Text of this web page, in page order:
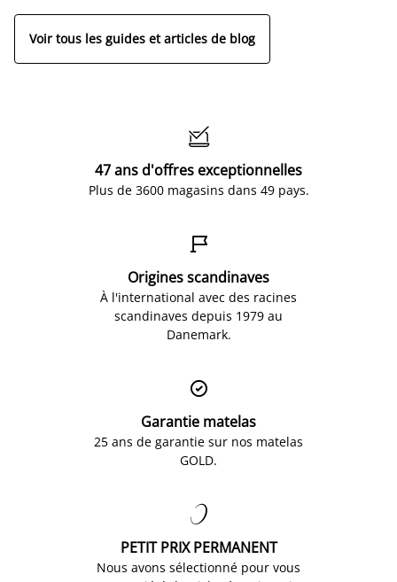
Voir tous les guides et articles de blog

47 ans d'offres exceptionnelles
Plus de 3600 magasins dans 49 pays.

Origines scandinaves
À l'international avec des racines
scandinaves depuis 1979 au
Danemark.

Garantie matelas
25 ans de garantie sur nos matelas
GOLD.

PETIT PRIX PERMANENT
Nous avons sélectionné pour vous